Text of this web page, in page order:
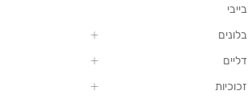
בייבי
בלונים
דליים
זכוכיות